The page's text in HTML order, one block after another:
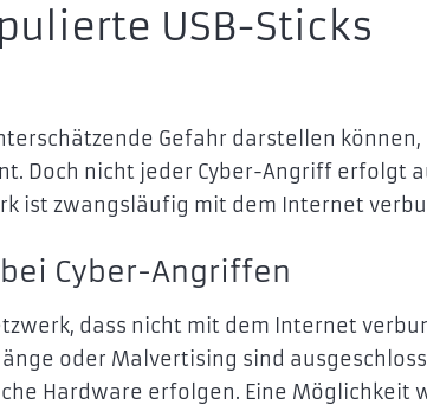
USB-Sticks
Gefahr darstellen können,
Doch nicht jeder Cyber-Angriff erfolgt
ist zwangsläufig mit dem Internet
Cyber-Angriffen
dass nicht mit dem Internet
oder Malvertising sind
Hardware erfolgen. Eine Möglichkeit